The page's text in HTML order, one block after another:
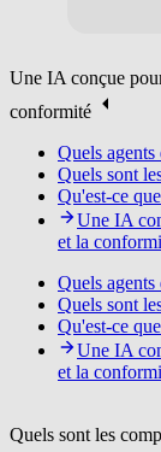
Une IA conçue
conformité
Quels
Quels sont
Qu'est-ce
Une IA
et la
Quels
Quels sont
Qu'est-ce
Une IA
et la
Quels sont les